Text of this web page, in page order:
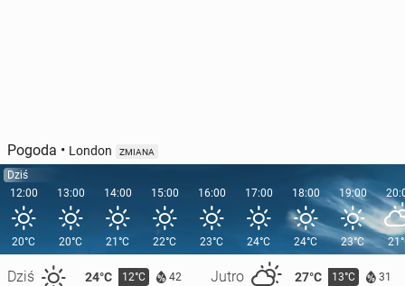
Pogoda • London ZMIANA
Dziś
12:00
20°C
Dziś 24°C 12°C 42 Jutro 27°C 13°C 31
13:00
20°C
14:00
21°C
15:00
22°C
16:00
23°C
17:00
24°C
18:00
24°C
19:00
23°C